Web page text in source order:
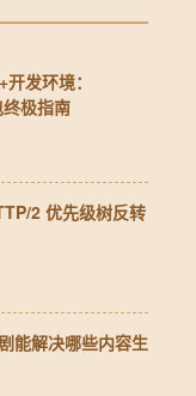
发环境：
极指南
2 优先级树反转
能解决哪些内容生